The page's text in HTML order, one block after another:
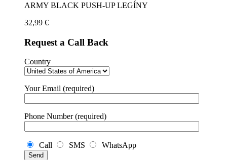
ARMY BLACK PUSH-UP LEGÍNY
32,99 €
Request a Call Back
Country
Your Email (required)
Phone Number (required)
Call SMS WhatsApp